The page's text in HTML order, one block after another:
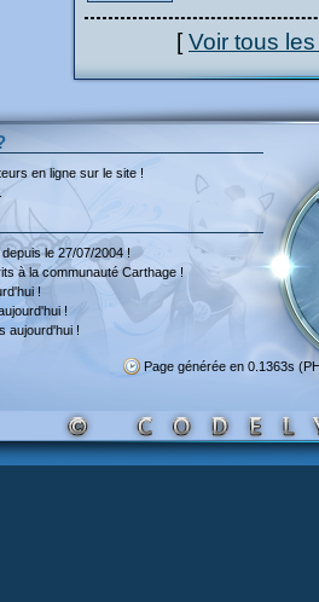
[Voir tous
en ligne sur le site !
depuis le 27/07/2004 !
à la communauté Carthage !
!
!
aujourd'hui !
Page générée en 0.1363s